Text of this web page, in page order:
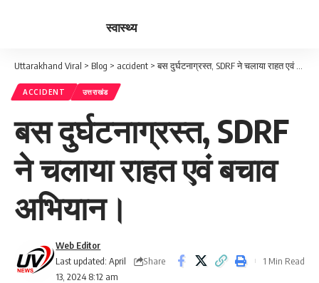
स्वास्थ्य
Uttarakhand Viral > Blog > accident >बस दुर्घटनाग्रस्त, SDRF ने चलाया राहत एवं बचाव अभियान।
ACCIDENT उत्तराखंड
बस दुर्घटनाग्रस्त, SDRF
ने चलाया राहत एवं बचाव
अभियान।
Last updated: April
13, 2024 8:12 am
Web Editor
Share
1 Min Read